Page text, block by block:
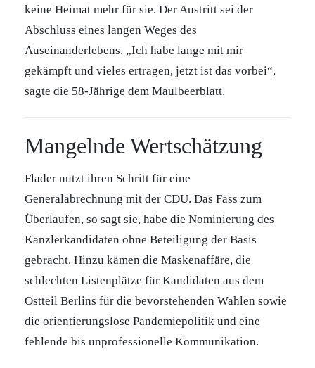
keine Heimat mehr für sie. Der Austritt sei der
Abschluss eines langen Weges des
Auseinanderlebens. „Ich habe lange mit mir
gekämpft und vieles ertragen, jetzt ist das vorbei“,
sagte die 58-Jährige dem Maulbeerblatt.
Mangelnde Wertschätzung
Flader nutzt ihren Schritt für eine
Generalabrechnung mit der CDU. Das Fass zum
Überlaufen, so sagt sie, habe die Nominierung des
Kanzlerkandidaten ohne Beteiligung der Basis
gebracht. Hinzu kämen die Maskenaffäre, die
schlechten Listenplätze für Kandidaten aus dem
Ostteil Berlins für die bevorstehenden Wahlen sowie
die orientierungslose Pandemiepolitik und eine
fehlende bis unprofessionelle Kommunikation.